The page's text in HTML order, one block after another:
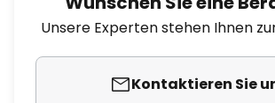
Unsere Experten stehen Ihnen
Kontaktieren Sie